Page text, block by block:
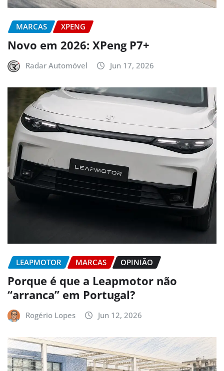
MARCAS XPENG
Novo em 2026: XPeng P7+
Radar Automóvel Jun 17, 2026
LEAPMOTOR MARCAS OPINIÃO
Porque é que a Leapmotor não
“arranca” em Portugal?
Rogério Lopes Jun 12, 2026